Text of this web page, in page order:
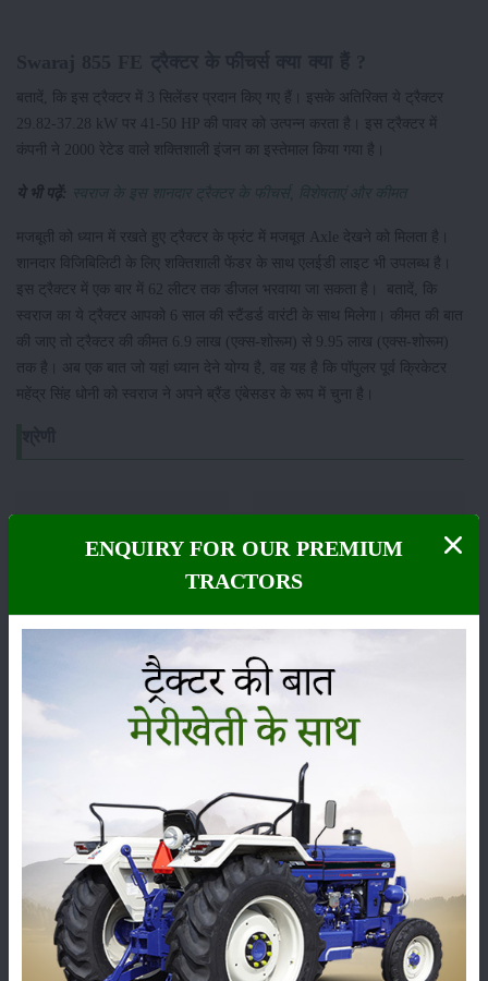
बतादें, कि इस ट्रैक्टर में 3 सिलेंडर प्रदान किए गए हैं। इसके अतिरिक्त ये ट्रैक्टर
29.82-37.28 kW पर 41-50 HP की पावर को उत्पन्न करता है। इस ट्रैक्टर में
कंपनी ने 2000 रेटेड वाले शक्तिशाली इंजन का इस्तेमाल किया गया है।
ये भी पढ़ें: स्वराज के इस शानदार ट्रैक्टर के फीचर्स, विशेषताएं और कीमत
मजबूती को ध्यान में रखते हुए ट्रैक्टर के फ्रंट में मजबूत Axle देखने को मिलता है।
शानदार विजिबिलिटी के लिए शक्तिशाली फेंडर के साथ एलईडी लाइट भी उपलब्ध है।
इस ट्रैक्टर में एक बार में 62 लीटर तक डीजल भरवाया जा सकता है। बतादें, कि
स्वराज का ये ट्रैक्टर आपको 6 साल की स्टैंडर्ड वारंटी के साथ मिलेगा। कीमत की बात
की जाए तो ट्रैक्टर की कीमत 6.9 लाख (एक्स-शोरूम) से 9.95 लाख (एक्स-शोरूम)
तक है। अब एक बात जो यहां ध्यान देने योग्य है, वह यह है कि पॉपुलर पूर्व क्रिकेटर
महेंद्र सिंह धोनी को स्वराज ने अपने ब्रैंड एंबेसडर के रूप में चुना है।
कीटनाशक
कृषि यंत्र
सम्पादकीय अन्य
ENQUIRY FOR OUR PREMIUM
TRACTORS